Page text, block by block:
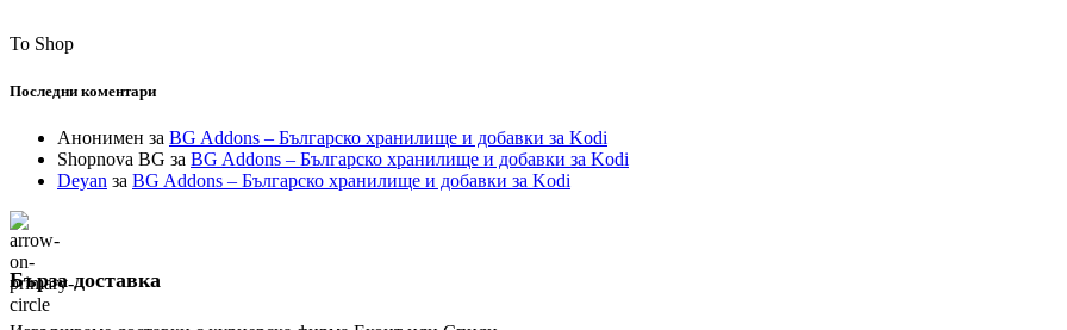
To Shop
Последни коментари
Анонимен за BG Addons – Българско хранилище и добавки за Kodi
Shopnova BG за BG Addons – Българско хранилище и добавки за Kodi
Deyan за BG Addons – Българско хранилище и добавки за Kodi
Бърза доставка